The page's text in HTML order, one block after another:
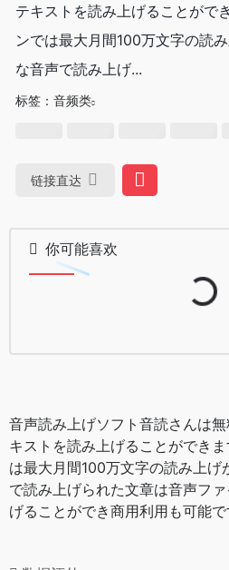
テキストを読み上げることがで
ンでは最大月間100万文字の読
な音声で読み上げ...
标签： 音频类
链接直达
你可能喜欢 Loading...
音声読み上げソフト音読さんは
キストを読み上げることができ
は最大月間100万文字の読み上
で読み上げられた文章は音声フ
げることができ商用利用も可能で